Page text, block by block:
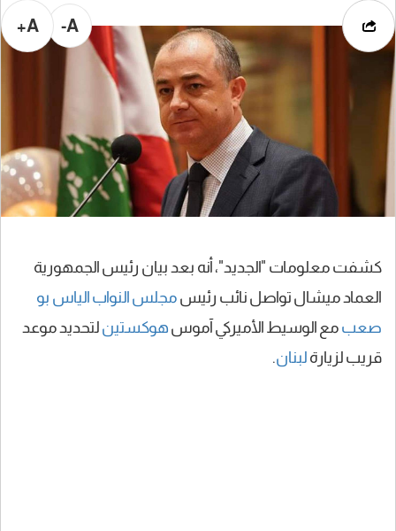
A-
A+
كشفت معلومات "الجديد"، أنه بعد بيان رئيس الجمهورية
العماد ميشال تواصل نائب رئيس مجلس النواب الياس بو
صعب مع الوسيط الأميركي آموس هوكستين لتحديد موعد
قريب لزيارة لبنان.